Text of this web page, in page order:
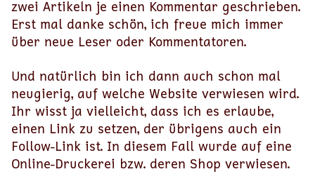
zwei Artikeln je einen Kommentar geschrieben.
Erst mal danke schön, ich freue mich immer
über neue Leser oder Kommentatoren.
Und natürlich bin ich dann auch schon mal
neugierig, auf welche Website verwiesen wird.
Ihr wisst ja vielleicht, dass ich es erlaube,
einen Link zu setzen, der übrigens auch ein
Follow-Link ist. In diesem Fall wurde auf eine
Online-Druckerei bzw. deren Shop verwiesen.